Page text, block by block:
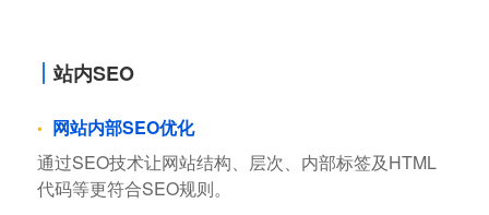
站内SEO
网站内部SEO优化
通过SEO技术让网站结构、层次、内部标签及HTML
代码等更符合SEO规则。